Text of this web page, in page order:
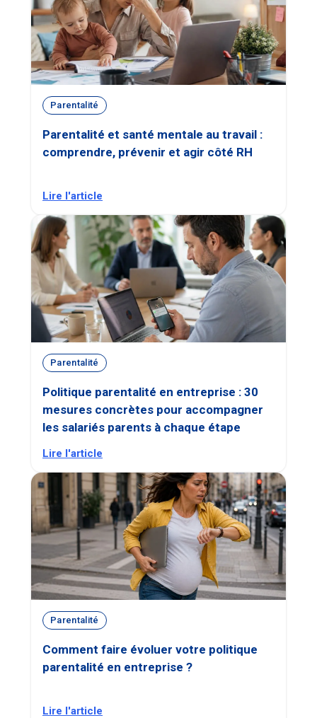
Parentalité
Parentalité et santé mentale au travail :
comprendre, prévenir et agir côté RH
Lire l'article
Parentalité
Politique parentalité en entreprise : 30
mesures concrètes pour accompagner
les salariés parents à chaque étape
Lire l'article
Parentalité
Comment faire évoluer votre politique
parentalité en entreprise ?
Lire l'article